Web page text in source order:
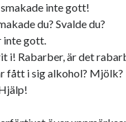
Gå en kurs!
inte gott!
du? Svalde du?
inte gott.
i! Rabarber, är det
fått i sig alkohol? Mjölk?